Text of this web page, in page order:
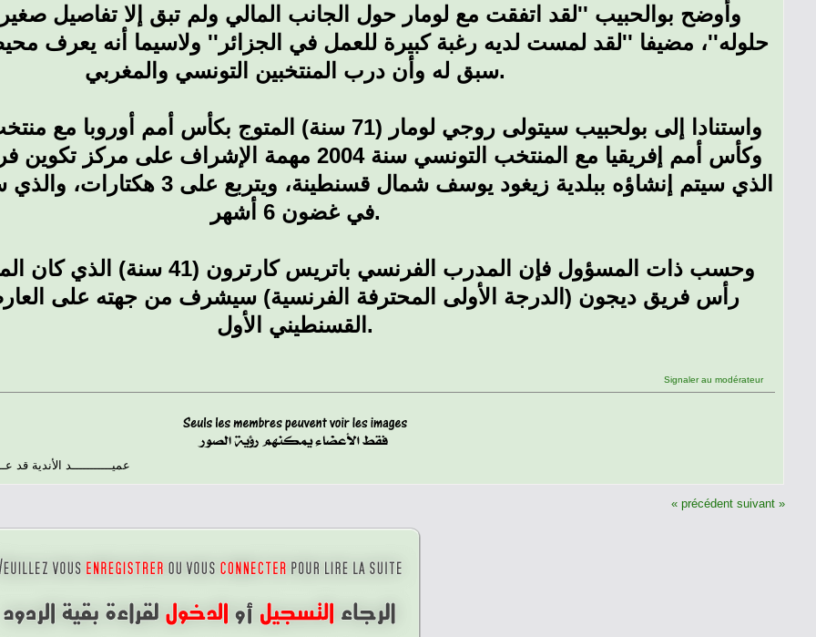
وأوضح بوالحبيب ''لقد اتفقت مع لومار حول الجانب المالي ولم تبق إلا تفاصيل
حلوله''، مضيفا ''لقد لمست لديه رغبة كبيرة للعمل في الجزائر'' ولاسيما أنه يعرف محيط
سبق له وأن درب المنتخبين التونسي والمغربي.
وكأس أمم إفريقيا مع المنتخب التونسي سنة 2004 مهمة
الذي سيتم إنشاؤه ببلدية زيغود يوسف شمال
في غضون 6 أشهر.
وحسب ذات المسؤول فإن المدرب الفرنسي
رأس فريق ديجون (الدرجة الأولى المحترفة الفرنسية) سيشرف من جهته على
القسنطيني الأول.
Signaler au modérateur
عميـــــــــــد الأندية
« précédent suivant »